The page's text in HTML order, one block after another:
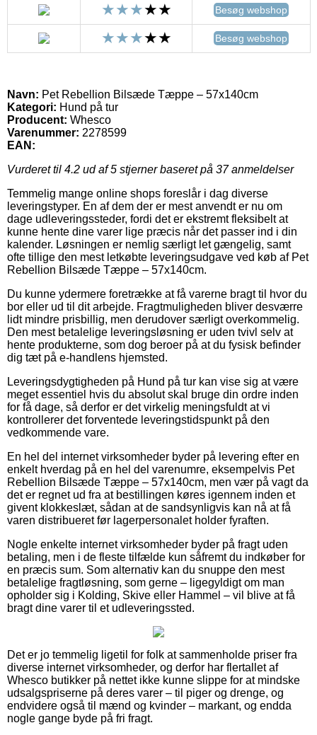
Besøg webshop
Besøg webshop
Navn: Pet Rebellion Bilsæde Tæppe – 57x140cm
Kategori: Hund på tur
Producent: Whesco
Varenummer: 2278599
EAN:
Vurderet til 4.2 ud af 5 stjerner baseret på 37anmeldelser
Temmelig mange online shops foreslår i dag diverse
leveringstyper. En af dem der er mest anvendt er nu om
dage udleveringssteder, fordi det er ekstremt fleksibelt at
kunne hente dine varer lige præcis når det passer ind i din
kalender. Løsningen er nemlig særligt let gængelig, samt
ofte tillige den mest letkøbte leveringsudgave ved køb af Pet
Rebellion Bilsæde Tæppe – 57x140cm.
Du kunne ydermere foretrække at få varerne bragt til hvor du
bor eller ud til dit arbejde. Fragtmuligheden bliver desværre
lidt mindre prisbillig, men derudover særligt overkommelig.
Den mest betalelige leveringsløsning er uden tvivl selv at
hente produkterne, som dog beroer på at du fysisk befinder
dig tæt på e-handlens hjemsted.
Leveringsdygtigheden på Hund på tur kan vise sig at være
meget essentiel hvis du absolut skal bruge din ordre inden
for få dage, så derfor er det virkelig meningsfuldt at vi
kontrollerer det forventede leveringstidspunkt på den
vedkommende vare.
En hel del internet virksomheder byder på levering efter en
enkelt hverdag på en hel del varenumre, eksempelvis Pet
Rebellion Bilsæde Tæppe – 57x140cm, men vær på vagt da
det er regnet ud fra at bestillingen køres igennem inden et
givent klokkeslæt, sådan at de sandsynligvis kan nå at få
varen distribueret før lagerpersonalet holder fyraften.
Nogle enkelte internet virksomheder byder på fragt uden
betaling, men i de fleste tilfælde kun såfremt du indkøber for
en præcis sum. Som alternativ kan du snuppe den mest
betalelige fragtløsning, som gerne – ligegyldigt om man
opholder sig i Kolding, Skive eller Hammel – vil blive at få
bragt dine varer til et udleveringssted.
Det er jo temmelig ligetil for folk at sammenholde priser fra
diverse internet virksomheder, og derfor har flertallet af
Whesco butikker på nettet ikke kunne slippe for at mindske
udsalgspriserne på deres varer – til piger og drenge, og
endvidere også til mænd og kvinder – markant, og endda
nogle gange byde på fri fragt.